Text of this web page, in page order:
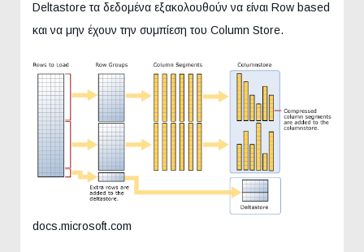
Deltastore τα δεδομένα εξακολουθούν να είναι Row based
και να μην έχουν την συμπίεση του Column Store.
docs.microsoft.com